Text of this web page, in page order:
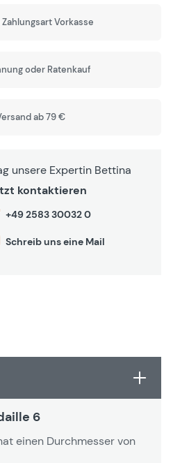
Vorkasse
oder Ratenkauf
ab 79 €
unsere Expertin Bettina
kontaktieren
+49 2583 30032 0
Schreib uns eine Mail
6
einen Durchmesser von